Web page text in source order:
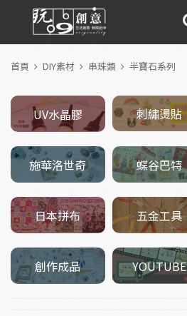
首頁 DIY素材 串珠類 半寶石系列
UV水晶膠 刺繡燙貼
施華洛世奇 蝶谷巴特
日本拼布 五金工具
創作成品 YOUTUBE